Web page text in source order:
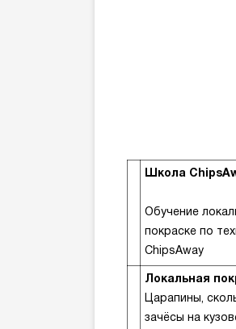
Школа
Обучение
покраске по
ChipsAway
Локальная
Царапины,
зачёсы на